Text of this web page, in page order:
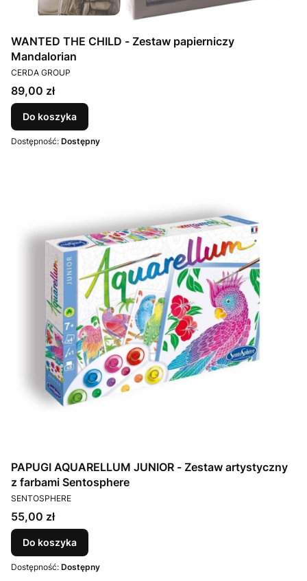
WANTED THE CHILD - Zestaw papierniczy
Mandalorian
PRODUCENT
CERDA GROUP
Cena
89,00 zł
Do koszyka
Dostępność: Dostępny
PAPUGI AQUARELLUM JUNIOR - Zestaw artystyczny
z farbami Sentosphere
PRODUCENT
SENTOSPHERE
Cena
55,00 zł
Do koszyka
Dostępność: Dostępny